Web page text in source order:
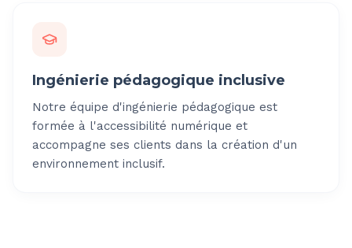
Ingénierie pédagogique inclusive
Notre équipe d'ingénierie pédagogique est
formée à l'accessibilité numérique et
accompagne ses clients dans la création d'un
environnement inclusif.